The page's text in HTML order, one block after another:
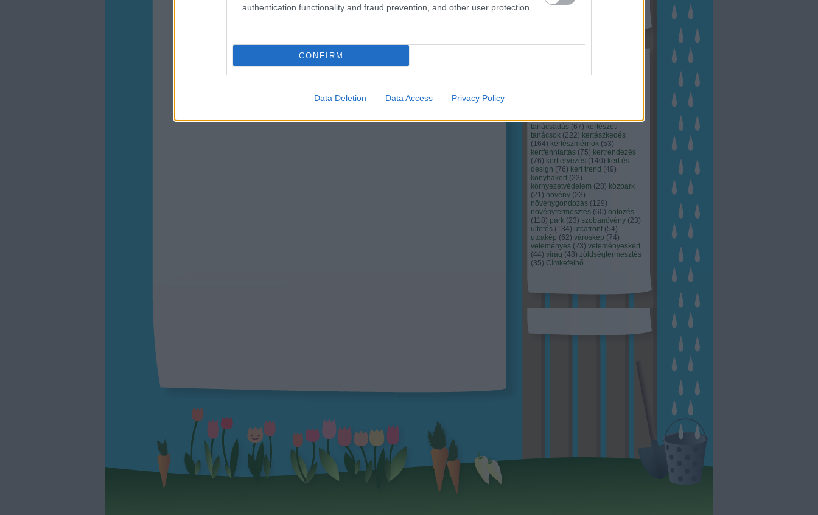
authentication functionality and fraud prevention, and other user protection.
CONFIRM
Data Deletion Data Access Privacy Policy
Budapest (45) dísznövény
(126) kertészet (118) kertészeti
tanácsadás (67) kertészeti
tanácsok (222) kertészkedés
(164) kertészmérnök (53)
kertfenntartás (75) kertrendezés
(76) kerttervezés (140) kert és
design (76) kert trend (49)
konyhakert (23)
környezetvédelem (28) közpark
(21) növény (23)
növénygondozás (129)
növénytermesztés (60) öntözés
(118) park (23) szobanövény (23)
ültetés (134) utcafront (54)
utcakép (62) városkép (74)
veteményes (23) veteményeskert
(44) virág (48) zöldségtermesztés
(35) Címkefelhő